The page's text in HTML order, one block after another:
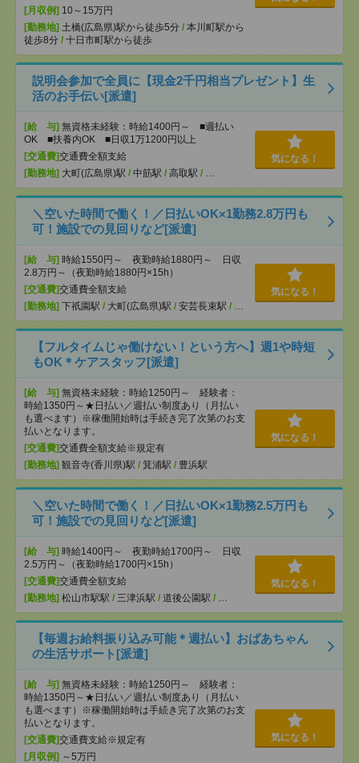
[月収例] 10～15万円
[勤務地] 土橋(広島県)駅から徒歩5分 / 本川町駅から
徒歩8分 / 十日市町駅から徒歩
説明会参加で全員に【現金2千円相当プレゼント】生
活のお手伝い[派遣]
[給 与] 無資格未経験：時給1400円～ ■週払い
OK ■扶養内OK ■日収1万1200円以上
[交通費]交通費全額支給
[勤務地] 大町(広島県)駅 / 中筋駅 / 高取駅 / …
気になる！
＼空いた時間で働く！／日払いOK×1勤務2.8万円も
可！施設での見回りなど[派遣]
[給 与] 時給1550円～ 夜勤時給1880円～ 日収
2.8万円～（夜勤時給1880円×15h）
[交通費]交通費全額支給
[勤務地] 下祇園駅 / 大町(広島県)駅 / 安芸長束駅 / …
気になる！
【フルタイムじゃ働けない！という方へ】週1や時短
もOK＊ケアスタッフ[派遣]
[給 与] 無資格未経験：時給1250円～ 経験者：
時給1350円～★日払い／週払い制度あり（月払い
も選べます）※稼働開始時は手続き完了次第のお支
払いとなります。
[交通費]交通費全額支給※規定有
[勤務地] 観音寺(香川県)駅 / 箕浦駅 / 豊浜駅
気になる！
＼空いた時間で働く！／日払いOK×1勤務2.5万円も
可！施設での見回りなど[派遣]
[給 与] 時給1400円～ 夜勤時給1700円～ 日収
2.5万円～（夜勤時給1700円×15h）
[交通費]交通費全額支給
[勤務地] 松山市駅駅 / 三津浜駅 / 道後公園駅 / …
気になる！
【毎週お給料振り込み可能＊週払い】おばあちゃん
の生活サポート[派遣]
[給 与] 無資格未経験：時給1250円～ 経験者：
時給1350円～★日払い／週払い制度あり（月払い
も選べます）※稼働開始時は手続き完了次第のお支
払いとなります。
[交通費]交通費支給※規定有
[月収例] ～5万円
気になる！